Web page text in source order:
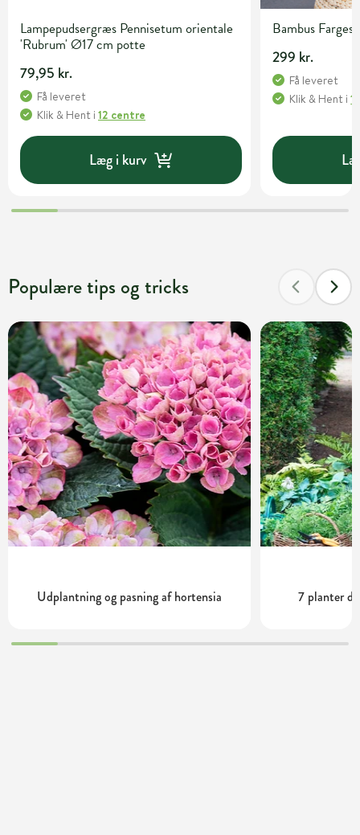
Lampepudsergræs Pennisetum orientale
'Rubrum' Ø17 cm potte
79,95 kr.
Få leveret
Klik & Hent i 12 centre
Læg i kurv
Bambus
299 kr.
Få leveret
Klik & Hent i
Populære tips og tricks
Udplantning og pasning af hortensia 7 planter